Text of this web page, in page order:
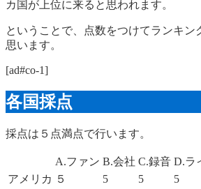
カ国が上位に来ると思われます。
ということで、点数をつけてランキン
思います。
[ad#co-1]
各国採点
採点は５点満点で行います。
A.ファン B.会社 C.録音 D.ラ
アメリカ ５ 5 5 5